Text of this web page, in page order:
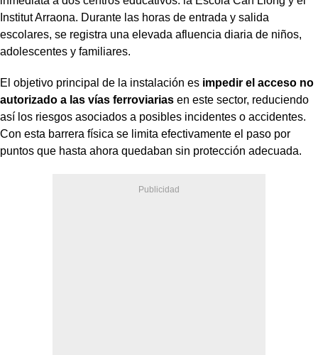
Institut Arraona. Durante las horas de entrada y salida
escolares, se registra una elevada afluencia diaria de niños,
adolescentes y familiares.
El objetivo principal de la instalación es impedir el acceso no
autorizado a las vías ferroviarias en este sector, reduciendo
así los riesgos asociados a posibles incidentes o accidentes.
Con esta barrera física se limita efectivamente el paso por
puntos que hasta ahora quedaban sin protección adecuada.